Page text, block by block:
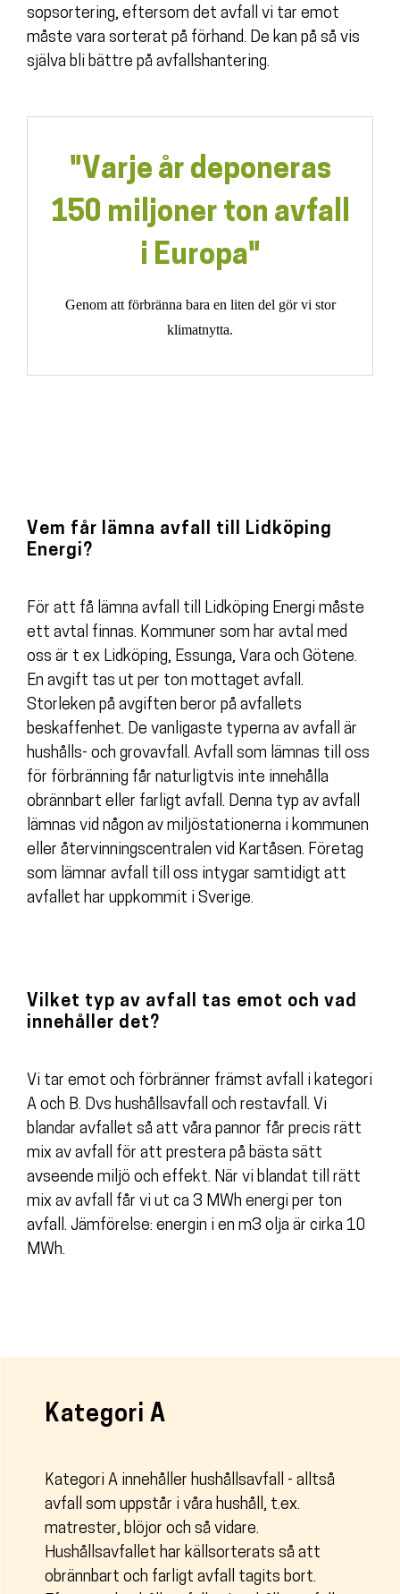
sopsortering, eftersom det avfall vi tar emot
måste vara sorterat på förhand. De kan på så vis
själva bli bättre på avfallshantering.
"Varje år deponeras
150 miljoner ton avfall
i Europa"
Genom att förbränna bara en liten del gör vi stor
klimatnytta.
Vem får lämna avfall till Lidköping
Energi?
För att få lämna avfall till Lidköping Energi måste
ett avtal finnas. Kommuner som har avtal med
oss är t ex Lidköping, Essunga, Vara och Götene.
En avgift tas ut per ton mottaget avfall.
Storleken på avgiften beror på avfallets
beskaffenhet. De vanligaste typerna av avfall är
hushålls- och grovavfall. Avfall som lämnas till oss
för förbränning får naturligtvis inte innehålla
obrännbart eller farligt avfall. Denna typ av avfall
lämnas vid någon av miljöstationerna i kommunen
eller återvinningscentralen vid Kartåsen. Företag
som lämnar avfall till oss intygar samtidigt att
avfallet har uppkommit i Sverige.
Vilket typ av avfall tas emot och vad
innehåller det?
Vi tar emot och förbränner främst avfall i kategori
A och B. Dvs hushållsavfall och restavfall. Vi
blandar avfallet så att våra pannor får precis rätt
mix av avfall för att prestera på bästa sätt
avseende miljö och effekt. När vi blandat till rätt
mix av avfall får vi ut ca 3 MWh energi per ton
avfall. Jämförelse: energin i en m3 olja är cirka 10
MWh.
Kategori A
Kategori A innehåller hushållsavfall - alltså
avfall som uppstår i våra hushåll, t.ex.
matrester, blöjor och så vidare.
Hushållsavfallet har källsorterats så att
obrännbart och farligt avfall tagits bort.